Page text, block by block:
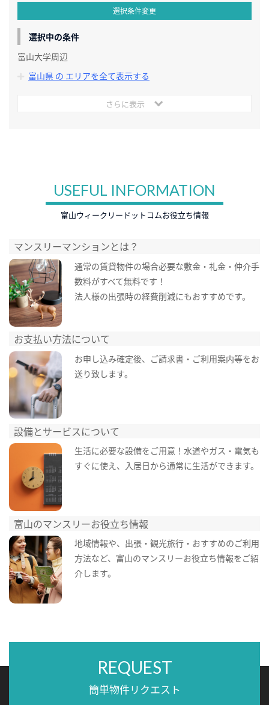
選択条件変更
選択中の条件
富山大学周辺
富山県 の エリアを全て表示する
さらに表示
USEFUL INFORMATION
富山ウィークリードットコムお役立ち情報
マンスリーマンションとは？
通常の賃貸物件の場合必要な敷金・礼金・仲介手
数料がすべて無料です！
法人様の出張時の経費削減にもおすすめです。
お支払い方法について
お申し込み確定後、ご請求書・ご利用案内等をお
送り致します。
設備とサービスについて
生活に必要な設備をご用意！水道やガス・電気も
すぐに使え、入居日から通常に生活ができます。
富山のマンスリーお役立ち情報
地域情報や、出張・観光旅行・おすすめのご利用
方法など、富山のマンスリーお役立ち情報をご紹
介します。
REQUEST
簡単物件リクエスト